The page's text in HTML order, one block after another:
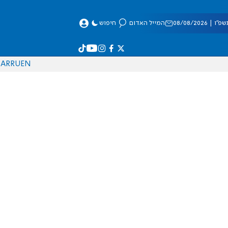
08/2026 המייל האדום חיפוש
EN
RU
AR